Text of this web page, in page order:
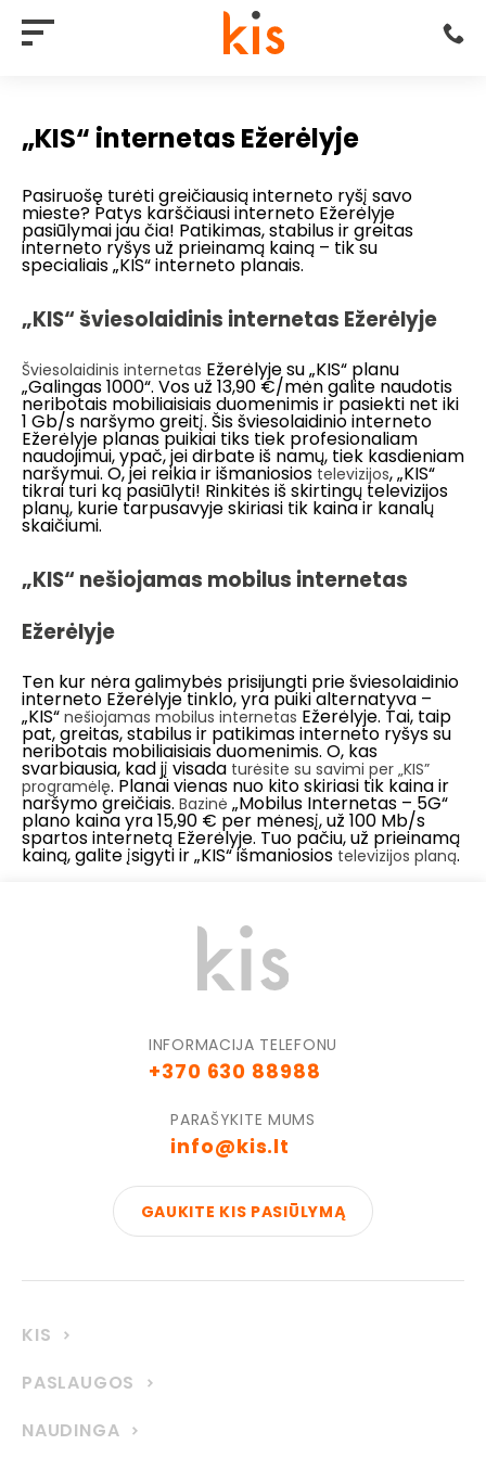
„KIS“ internetas Ežerėlyje
Pasiruošę turėti greičiausią interneto ryšį savo
mieste? Patys karščiausi interneto Ežerėlyje
pasiūlymai jau čia! Patikimas, stabilus ir greitas
interneto ryšys už prieinamą kainą – tik su
specialiais „KIS“ interneto planais.
„KIS“ šviesolaidinis internetas Ežerėlyje
Šviesolaidinis internetas Ežerėlyje su „KIS“ planu
„Galingas 1000“. Vos už 13,90 €/mėn galite naudotis
neribotais mobiliaisiais duomenimis ir pasiekti net iki
1 Gb/s naršymo greitį. Šis šviesolaidinio interneto
Ežerėlyje planas puikiai tiks tiek profesionaliam
naudojimui, ypač, jei dirbate iš namų, tiek kasdieniam
naršymui. O, jei reikia ir išmaniosios televizijos, „KIS“
tikrai turi ką pasiūlyti! Rinkitės iš skirtingų televizijos
planų, kurie tarpusavyje skiriasi tik kaina ir kanalų
skaičiumi.
„KIS“ nešiojamas mobilus internetas
Ežerėlyje
Ten kur nėra galimybės prisijungti prie šviesolaidinio
interneto Ežerėlyje tinklo, yra puiki alternatyva –
„KIS“ nešiojamas mobilus internetas Ežerėlyje. Tai, taip
pat, greitas, stabilus ir patikimas interneto ryšys su
neribotais mobiliaisiais duomenimis. O, kas
svarbiausia, kad jį visada turėsite su savimi per „KIS”
programėlę. Planai vienas nuo kito skiriasi tik kaina ir
naršymo greičiais. Bazinė „Mobilus Internetas – 5G“
plano kaina yra 15,90 € per mėnesį, už 100 Mb/s
spartos internetą Ežerėlyje. Tuo pačiu, už prieinamą
kainą, galite įsigyti ir „KIS“ išmaniosios televizijos planą.
INFORMACIJA TELEFONU
+370 630 88988
PARAŠYKITE MUMS
info@kis.lt
GAUKITE KIS PASIŪLYMĄ
KIS
PASLAUGOS
NAUDINGA